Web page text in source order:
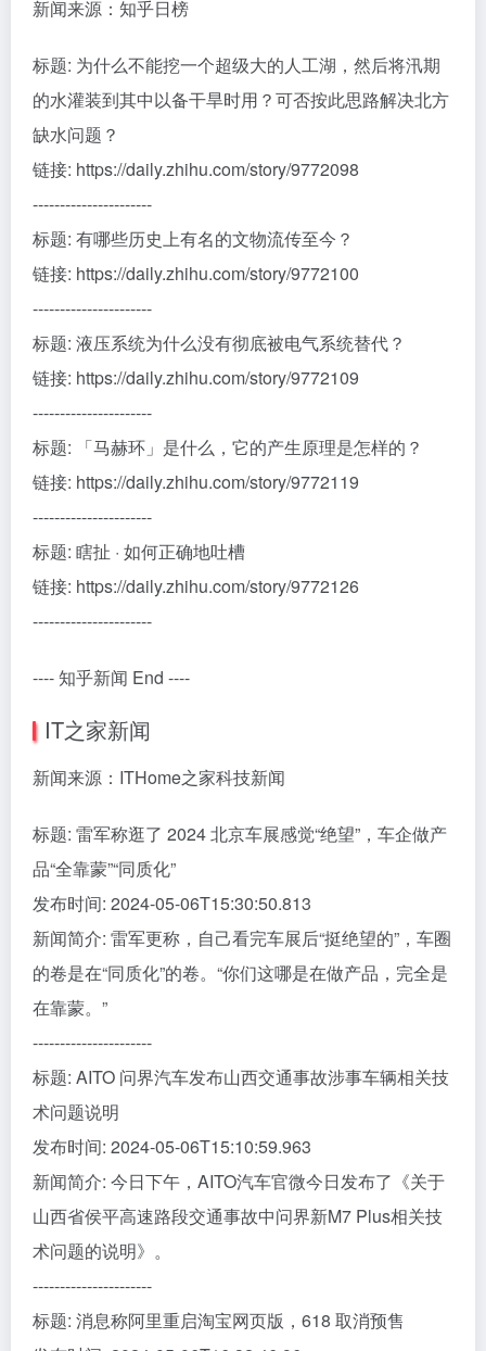
新闻来源：知乎日榜
标题: 为什么不能挖一个超级大的人工湖，然后将汛期
的水灌装到其中以备干旱时用？可否按此思路解决北方
缺水问题？
链接: https://daily.zhihu.com/story/9772098
----------------------
标题: 有哪些历史上有名的文物流传至今？
链接: https://daily.zhihu.com/story/9772100
----------------------
标题: 液压系统为什么没有彻底被电气系统替代？
链接: https://daily.zhihu.com/story/9772109
----------------------
标题: 「马赫环」是什么，它的产生原理是怎样的？
链接: https://daily.zhihu.com/story/9772119
----------------------
标题: 瞎扯 · 如何正确地吐槽
链接: https://daily.zhihu.com/story/9772126
----------------------
---- 知乎新闻 End ----
IT之家新闻
新闻来源：ITHome之家科技新闻
标题: 雷军称逛了 2024 北京车展感觉“绝望”，车企做产
品“全靠蒙”“同质化”
发布时间: 2024-05-06T15:30:50.813
新闻简介: 雷军更称，自己看完车展后“挺绝望的”，车圈
的卷是在“同质化”的卷。“你们这哪是在做产品，完全是
在靠蒙。”
----------------------
标题: AITO 问界汽车发布山西交通事故涉事车辆相关技
术问题说明
发布时间: 2024-05-06T15:10:59.963
新闻简介: 今日下午，AITO汽车官微今日发布了《关于
山西省侯平高速路段交通事故中问界新M7 Plus相关技
术问题的说明》。
----------------------
标题: 消息称阿里重启淘宝网页版，618 取消预售